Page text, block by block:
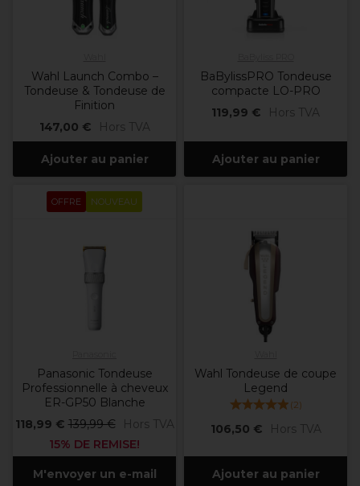
Wahl Launch Combo –
Tondeuse & Tondeuse de
Finition
147,00 €
Hors TVA
Ajouter au panier
BaBylissPRO Tondeuse
compacte LO-PRO
119,99 €
Hors TVA
Ajouter au panier
OFFRE NOUVEAU
Panasonic Tondeuse
Professionnelle à cheveux
ER-GP50 Blanche
118,99 € 139,99 €
Hors TVA
15% DE REMISE!
M'envoyer un e-mail
Wahl Tondeuse de coupe
Legend
(2)
106,50 € Hors TVA
Ajouter au panier